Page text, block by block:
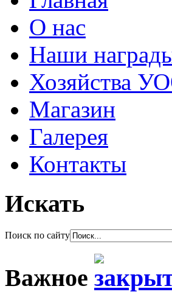
О нас
Наши
Хозяйства
Магазин
Галерея
Контакты
Искать
Поиск по сайту
Важное